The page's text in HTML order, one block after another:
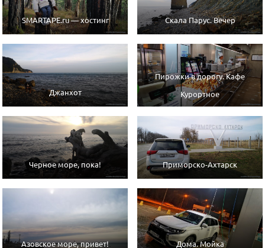
SMARTAPE.ru — хостинг Скала Парус. Вечер
Джанхот
Пирожки в дорогу. Кафе
Курортное
Черное море, пока! Приморско-Ахтарск
Азовское море, привет! Дома. Мойка